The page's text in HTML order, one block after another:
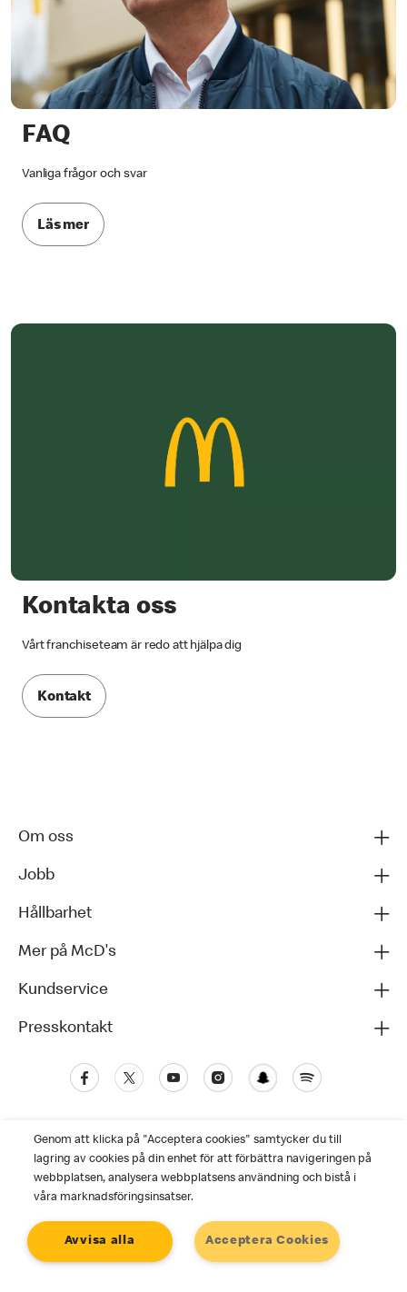
FAQ
Vanliga frågor och svar
Läs mer
Kontakta oss
Vårt franchiseteam är redo att hjälpa dig
Kontakt
Om oss
Jobb
Hållbarhet
Mer på McD's
Kundservice
Presskontakt
Kundservice
Personuppgiftspolicy Cookies Användarvillkor
Genom att klicka på "Acceptera cookies" samtycker du till
lagring av cookies på din enhet för att förbättra navigeringen på
webbplatsen, analysera webbplatsens användning och bistå i
våra marknadsföringsinsatser.
Acceptera Cookies
Avvisa alla